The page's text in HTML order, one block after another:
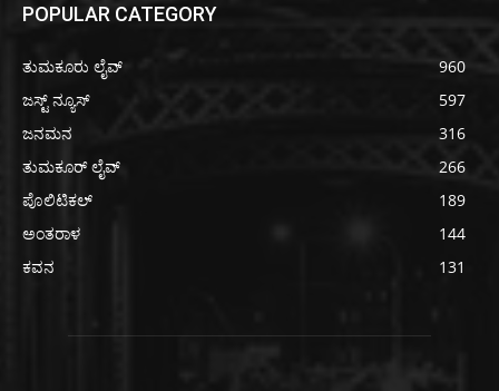
POPULAR CATEGORY
ತುಮಕೂರು ಲೈವ್
960
ಜಸ್ಟ್ ನ್ಯೂಸ್
597
ಜನಮನ
316
ತುಮಕೂರ್ ಲೈವ್
266
ಪೊಲಿಟಿಕಲ್
189
ಅಂತರಾಳ
144
ಕವನ
131